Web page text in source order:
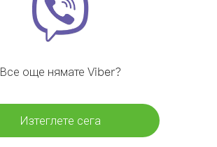
Все още нямате Viber?
Изтеглете сега